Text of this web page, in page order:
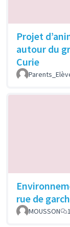
Projet
autour du
Curie
rue de
MOUSSON 1